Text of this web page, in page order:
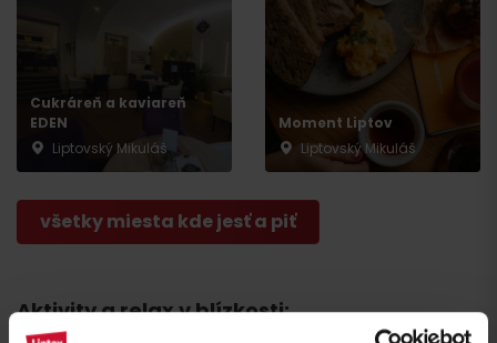
Cukráreň a kaviareň
EDEN
Liptovský Mikuláš
Moment Liptov
Liptovský Mikuláš
všetky miesta kde jesť a piť
Aktivity a relax v blízkosti: